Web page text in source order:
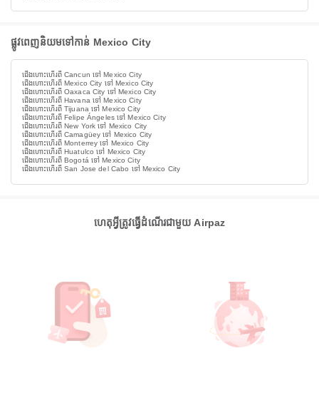
ផ្លូវពេញនិយមទៅកាន់ Mexico City
ជើងហោះហើរពី Cancun ទៅ Mexico City
ជើងហោះហើរពី Mexico City ទៅ Mexico City
ជើងហោះហើរពី Oaxaca City ទៅ Mexico City
ជើងហោះហើរពី Havana ទៅ Mexico City
ជើងហោះហើរពី Tijuana ទៅ Mexico City
ជើងហោះហើរពី Felipe Ángeles ទៅ Mexico City
ជើងហោះហើរពី New York ទៅ Mexico City
ជើងហោះហើរពី Camagüey ទៅ Mexico City
ជើងហោះហើរពី Monterrey ទៅ Mexico City
ជើងហោះហើរពី Huatulco ទៅ Mexico City
ជើងហោះហើរពី Bogotá ទៅ Mexico City
ជើងហោះហើរពី San Jose del Cabo ទៅ Mexico City
ហេតុអ្វីត្រូវធ្វើដំណើរជាមួយ Airpaz